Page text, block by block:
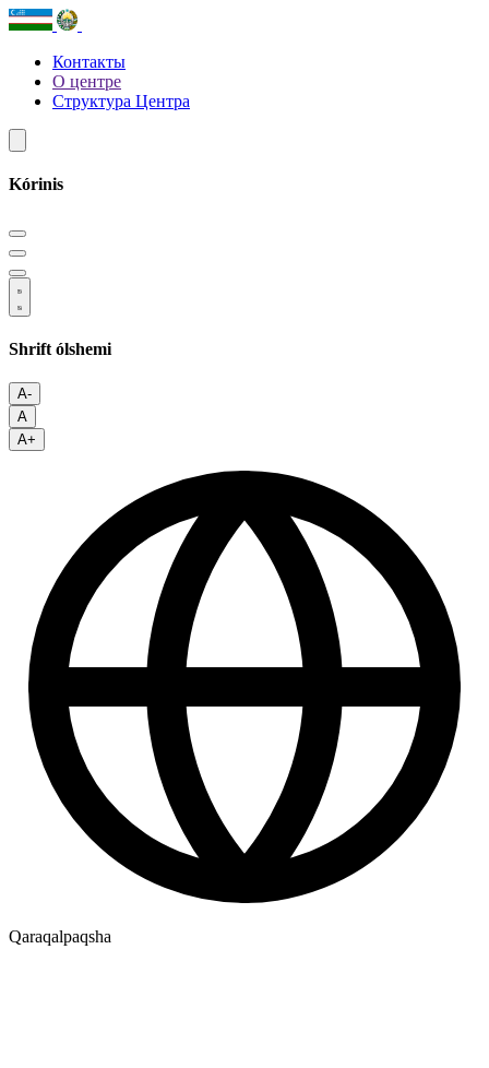
Контакты
О центре
Структура Центра
Kórinis
Shrift ólshemi
A-
A
A+
Qaraqalpaqsha